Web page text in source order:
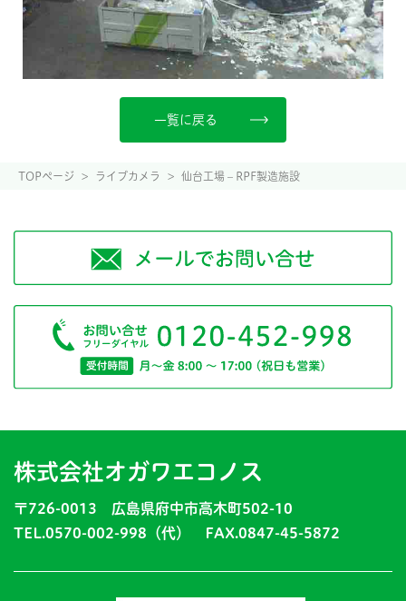
一覧に戻る
TOPページ > ライブカメラ > 仙台工場 – RPF製造施設
株式会社オガワエコノス
〒726-0013 広島県府中市高木町502-10
TEL.0570-002-998（代） FAX.0847-45-5872